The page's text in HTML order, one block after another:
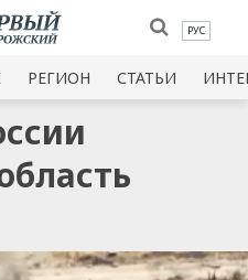
РУС
РЕГИОН СТАТЬИ